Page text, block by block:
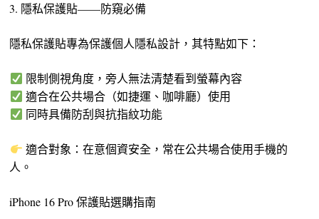
3. 隱私保護貼——防窺必備
隱私保護貼專為保護個人隱私設計，其特點如下：
限制側視角度，旁人無法清楚看到螢幕內容
適合在公共場合（如捷運、咖啡廳）使用
同時具備防刮與抗指紋功能
適合對象：在意個資安全，常在公共場合使用手機的
人。
iPhone 16 Pro 保護貼選購指南